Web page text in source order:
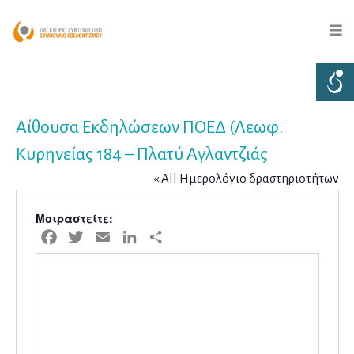
Αίθουσα Εκδηλώσεων ΠΟΕΔ (Λεωφ.
Κυρηνείας 184 – Πλατύ Αγλαντζιάς
« All Ημερολόγιο δραστηριοτήτων
Μοιραστείτε:
Facebook
Twitter Email LinkedIn